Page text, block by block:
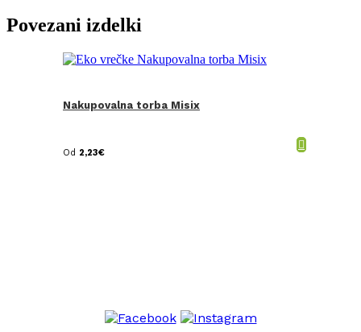
Povezani izdelki
Nakupovalna torba Misix
Od 2,23€